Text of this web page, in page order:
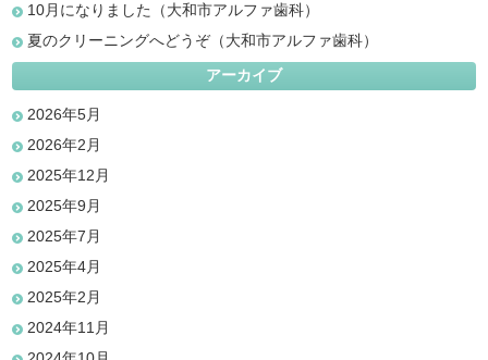
10月になりました（大和市アルファ歯科）
夏のクリーニングへどうぞ（大和市アルファ歯科）
アーカイブ
2026年5月
2026年2月
2025年12月
2025年9月
2025年7月
2025年4月
2025年2月
2024年11月